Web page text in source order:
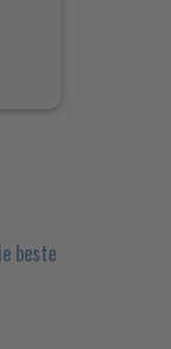
beste